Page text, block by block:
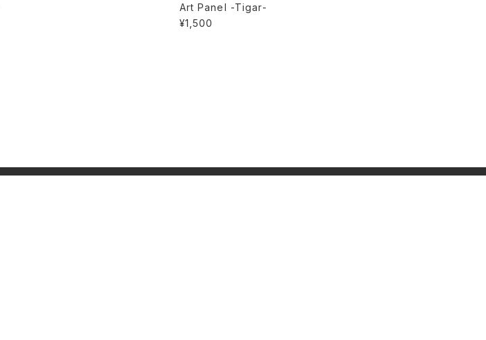
Art Panel -Tigar-
¥1,500